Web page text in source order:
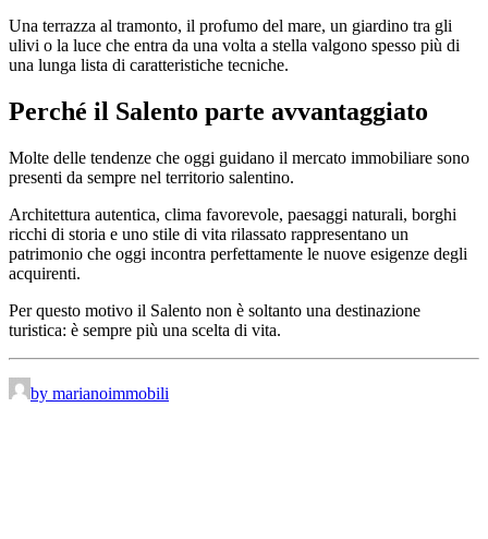
Una terrazza al tramonto, il profumo del mare, un giardino tra gli
ulivi o la luce che entra da una volta a stella valgono spesso più di
una lunga lista di caratteristiche tecniche.
Perché il Salento parte avvantaggiato
Molte delle tendenze che oggi guidano il mercato immobiliare sono
presenti da sempre nel territorio salentino.
Architettura autentica, clima favorevole, paesaggi naturali, borghi
ricchi di storia e uno stile di vita rilassato rappresentano un
patrimonio che oggi incontra perfettamente le nuove esigenze degli
acquirenti.
Per questo motivo il Salento non è soltanto una destinazione
turistica: è sempre più una scelta di vita.
by marianoimmobili